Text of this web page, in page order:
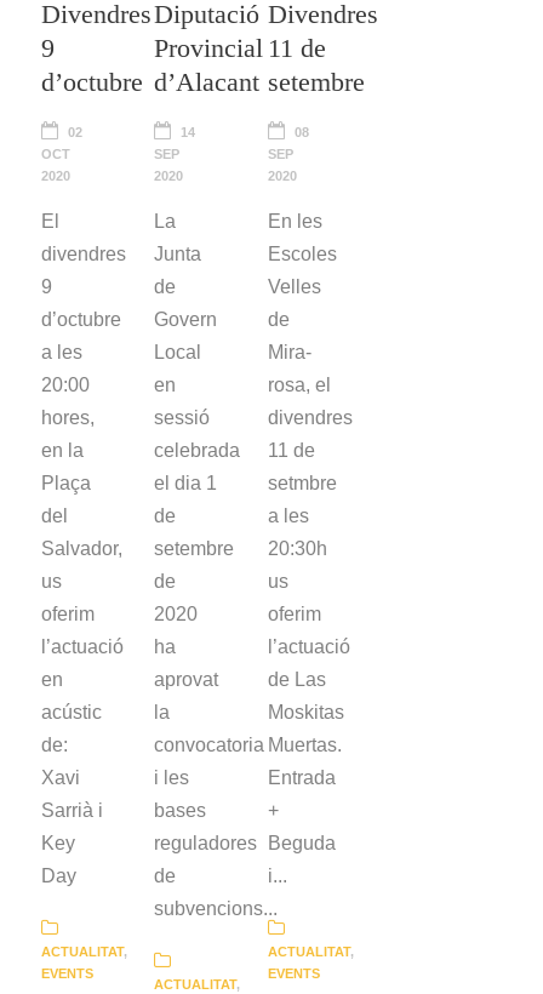
Divendres
9
d’octubre
02
OCT
2020
El
divendres
9
d’octubre
a les
20:00
hores,
en la
Plaça
del
Salvador,
us
oferim
l’actuació
en
acústic
de:
Xavi
Sarrià i
Key
Day
ACTUALITAT,
EVENTS
Diputació
Provincial
d’Alacant
14
SEP
2020
La
Junta
de
Govern
Local
en
sessió
celebrada
el dia 1
de
setembre
de
2020
ha
aprovat
la
convocatoria
i les
bases
reguladores
de
subvencions...
ACTUALITAT,
Divendres
11 de
setembre
08
SEP
2020
En les
Escoles
Velles
de
Mira-
rosa, el
divendres
11 de
setmbre
a les
20:30h
us
oferim
l’actuació
de Las
Moskitas
Muertas.
Entrada
+
Beguda
i...
ACTUALITAT,
EVENTS